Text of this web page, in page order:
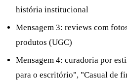
história institucional
Mensagem 3: reviews com
produtos (UGC)
Mensagem 4: curadoria por
para o escritório", "Casual de